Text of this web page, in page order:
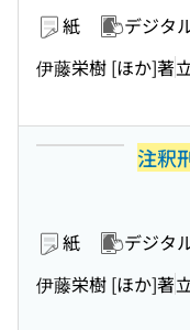
紙 デジタ
伊藤栄樹 [ほか]著
注釈
紙 デジタ
伊藤栄樹 [ほか]著